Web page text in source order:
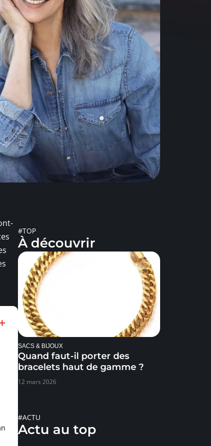
#TOP
À découvrir
SACS & BIJOUX
Quand faut-il porter des
bracelets haut de gamme ?
12 mars 2026
#ACTU
Actu au top